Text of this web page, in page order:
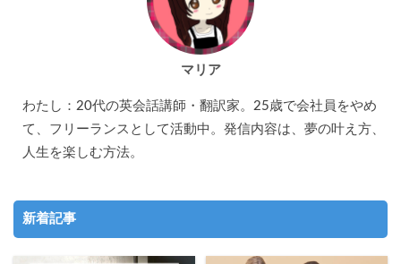
マリア
わたし：20代の英会話講師・翻訳家。25歳で会社員をやめ
て、フリーランスとして活動中。発信内容は、夢の叶え方、
人生を楽しむ方法。
新着記事